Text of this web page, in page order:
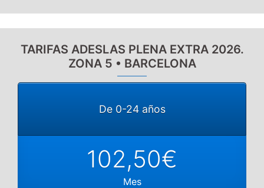
TARIFAS ADESLAS PLENA EXTRA 2026.
ZONA 5 • BARCELONA
De 0-24 años
102,50€
Mes